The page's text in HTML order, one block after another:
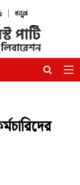
| ಕನ್ನಡ